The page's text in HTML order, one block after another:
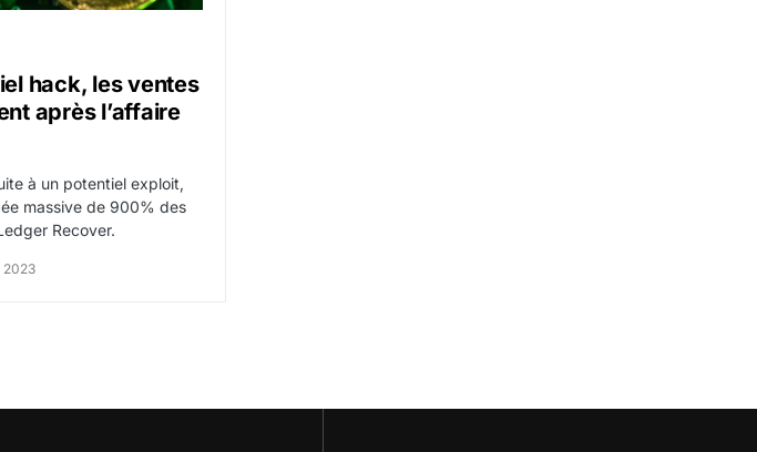
hack, les ventes
après l’affaire
à un potentiel exploit,
massive de 900% des
Recover.
2023